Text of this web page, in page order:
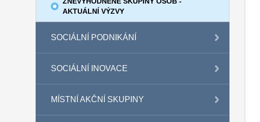
AKTUÁLNÍ VÝZVY
SOCIÁLNÍ PODNIKÁNÍ
SOCIÁLNÍ INOVACE
MÍSTNÍ AKČNÍ SKUPINY